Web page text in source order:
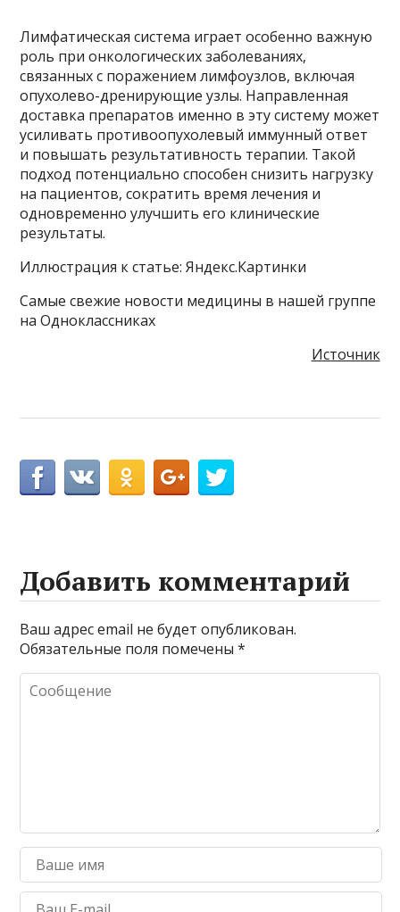
Лимфатическая система играет особенно важную
роль при онкологических заболеваниях,
связанных с поражением лимфоузлов, включая
опухолево-дренирующие узлы. Направленная
доставка препаратов именно в эту систему может
усиливать противоопухолевый иммунный ответ
и повышать результативность терапии. Такой
подход потенциально способен снизить нагрузку
на пациентов, сократить время лечения и
одновременно улучшить его клинические
результаты.
Иллюстрация к статье: Яндекс.Картинки
Самые свежие новости медицины в нашей группе
на Одноклассниках
Источник
Добавить комментарий
Ваш адрес email не будет опубликован.
Обязательные поля помечены*